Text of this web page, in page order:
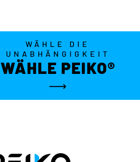
WÄHLE DIE
UNABHÄNGIGKEIT
WÄHLE PEIKO®